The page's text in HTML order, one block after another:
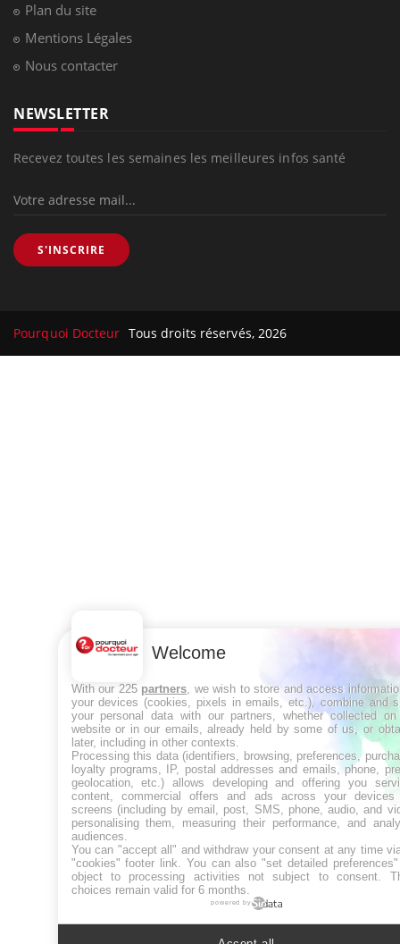
Plan du site
Mentions Légales
Nous contacter
NEWSLETTER
Recevez toutes les semaines les meilleures infos santé
S'INSCRIRE
Pourquoi Docteur Tous droits réservés, 2026
Welcome
With our 225 partners , we wish to store and access
your devices (cookies, pixels in emails, etc.), combine and
your personal data with our partners, whether collected
website or in our emails, already held by some of us, or
later, including in other contexts.
Processing this data (identifiers, browsing, preferences,
loyalty programs, IP, postal addresses and emails, phone,
geolocation, etc.) allows developing and offering you
content, commercial offers and ads across your devices
screens (including by email, post, SMS, phone, audio, and
personalising them, measuring their performance, and
audiences.
You can "accept all" and withdraw your consent at any time
"cookies" footer link . You can also "set detailed
object to processing activities not subject to consent.
choices remain valid for 6 months.
powered by